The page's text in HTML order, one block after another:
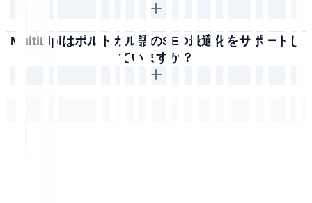
MultiLipiはポルトガル語のSEO最適化をサポートし
ていますか？